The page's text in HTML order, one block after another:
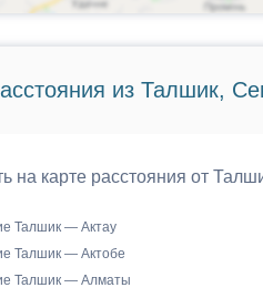
из Талшик,
на карте расстояния от
Талшик — Актау
Талшик — Актобе
Талшик — Алматы